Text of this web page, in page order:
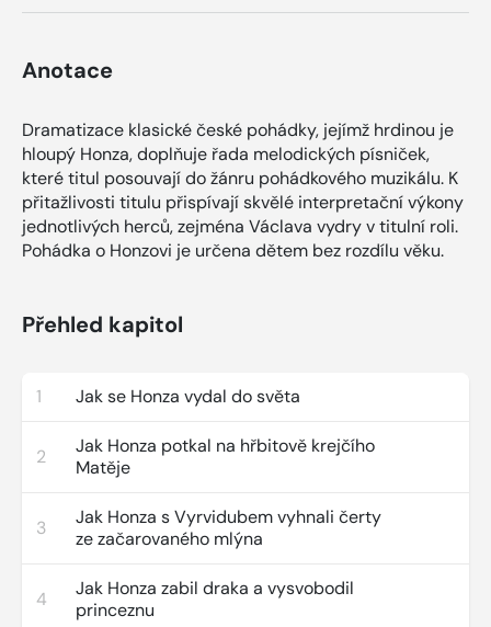
Anotace
Dramatizace klasické české pohádky, jejímž hrdinou je
hloupý Honza, doplňuje řada melodických písniček,
které titul posouvají do žánru pohádkového muzikálu. K
přitažlivosti titulu přispívají skvělé interpretační výkony
jednotlivých herců, zejména Václava vydry v titulní roli.
Pohádka o Honzovi je určena dětem bez rozdílu věku.
Přehled kapitol
1 Jak se Honza vydal do světa
2
Jak Honza potkal na hřbitově krejčího
Matěje
3
Jak Honza s Vyrvidubem vyhnali čerty
ze začarovaného mlýna
4
Jak Honza zabil draka a vysvobodil
princeznu